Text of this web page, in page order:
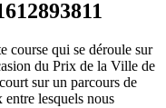
course qui se déroule sur
du Prix de la Ville de
sur un parcours de
lesquels nous